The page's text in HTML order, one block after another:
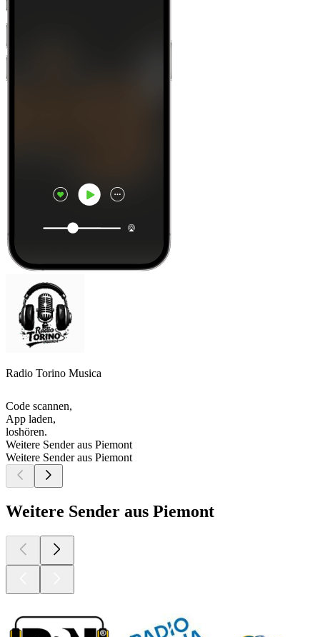
Radio Torino Musica
Code scannen,
App laden,
loshören.
Weitere Sender aus Piemont
Weitere Sender aus Piemont
Weitere Sender aus Piemont